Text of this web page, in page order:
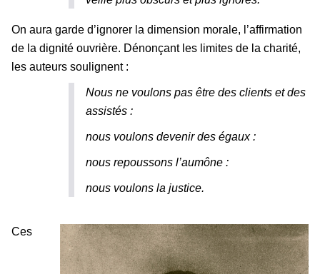
On aura garde d’ignorer la dimension morale, l’affirmation
de la dignité ouvrière. Dénonçant les limites de la charité,
les auteurs soulignent :
Nous ne voulons pas être des clients et des
assistés :
nous voulons devenir des égaux :
nous repoussons l’aumône :
nous voulons la justice.
Ces